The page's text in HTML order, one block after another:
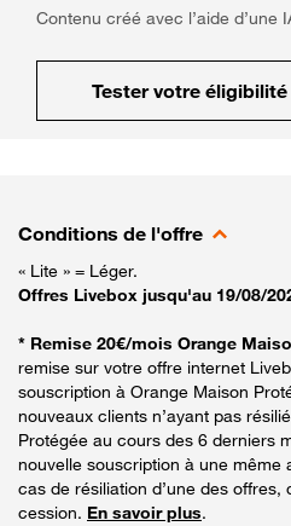
Contenu créé avec l’aide d’une
Tester votre éligibilité
Conditions de l'offre
« Lite » = Léger.
Offres Livebox jusqu'au 19/08/
* Remise 20€/mois Orange
remise sur votre offre internet
souscription à Orange Maison
nouveaux clients n’ayant pas
Protégée au cours des 6 derniers
nouvelle souscription à une même
cas de résiliation d’une des
cession. En savoir plus.